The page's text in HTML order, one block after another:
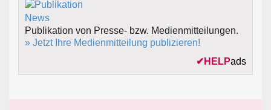
Publikation von Presse- bzw. Medienmitteilungen.
» Jetzt Ihre Medienmitteilung publizieren!
✔ HELPads